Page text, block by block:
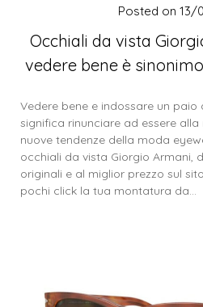
Occhiali da vista
vedere bene è
Posted on 13/
Vedere bene e indossare un
significa rinunciare ad essere
nuove tendenze della moda
occhiali da vista Giorgio Armani,
originali e al miglior prezzo sul
pochi click la tua montatura da…